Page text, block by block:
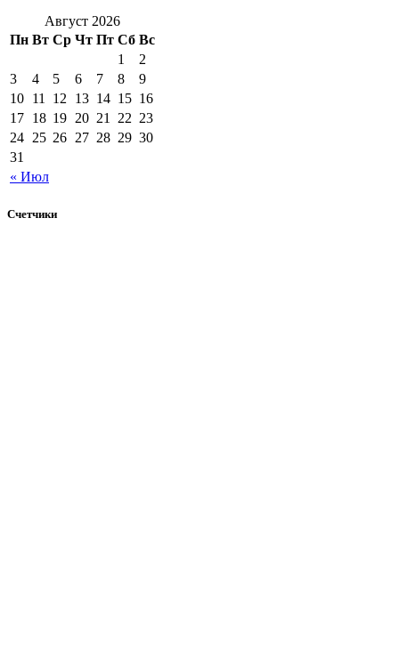
Август 2026
Пн Вт Ср Чт Пт Сб Вс
« Июл
1
2
3
4 5 6 7 8
9
10 11 12 13 14 15 16
17 18 19 20 21 22 23
24 25 26 27 28 29 30
31
Счетчики